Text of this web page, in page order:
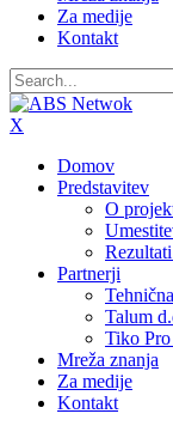
Za medije
Kontakt
X
Domov
Predstavitev
O
Partnerji
Talum
Tiko
Mreža znanja
Za medije
Kontakt